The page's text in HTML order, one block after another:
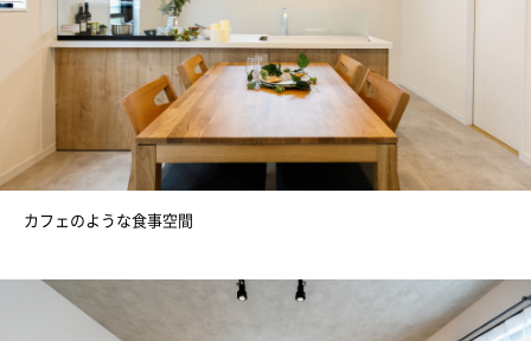
カスタマーハラスメントに関する基本方針
カフェのような食事空間